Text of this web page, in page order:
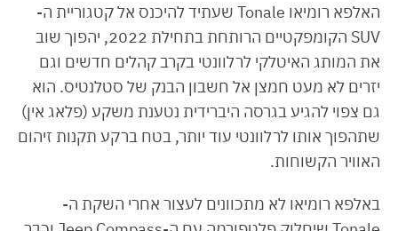
האלפא רומיאו Tonale שעתיד להיכנס אל קטגוריית ה-
SUV הקומפקטיים הרותחת בתחילת 2022, יהפוך שוב
את המותג האיטלקי לרלוונטי בקרב קהלים חדשים וגם
יזרים לא מעט חמצן אל חשבון הבנק של סטלנטיס. הוא
גם צפוי להגיע בגרסה היברידית נטענת משקע (פלאג אין)
שתהפוך אותו לרלוונטי עוד יותר, בטח ברקע תקנות זיהום
האוויר הקשוחות.
באלפא רומיאו לא מתכוונים לעצור אחרי השקת ה-